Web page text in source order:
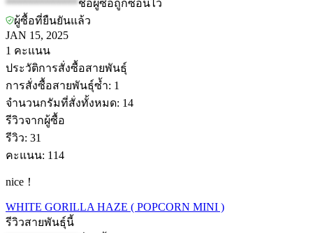
*************ชื่อผู้ซื้อถูกซ่อนไว้
ผู้ซื้อที่ยืนยันแล้ว
JAN 15, 2025
1 คะแนน
ประวัติการสั่งซื้อสายพันธุ์
การสั่งซื้อสายพันธุ์ซ้ำ: 1
จำนวนกรัมที่สั่งทั้งหมด: 14
รีวิวจากผู้ซื้อ
รีวิว: 31
คะแนน: 114
nice！
WHITE GORILLA HAZE ( POPCORN MINI )
รีวิวสายพันธุ์นี้